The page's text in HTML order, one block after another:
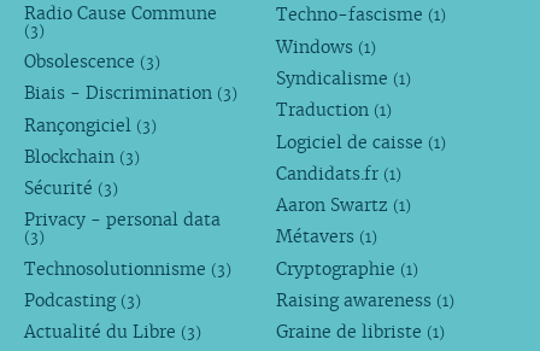
Radio Cause Commune
(3)
Obsolescence (3)
Biais - Discrimination (3)
Rançongiciel (3)
Blockchain (3)
Sécurité (3)
Privacy - personal data
(3)
Technosolutionnisme (3)
Podcasting (3)
Actualité du Libre (3)
Techno-fascisme (1)
Windows (1)
Syndicalisme (1)
Traduction (1)
Logiciel de caisse (1)
Candidats.fr (1)
Aaron Swartz (1)
Métavers (1)
Cryptographie (1)
Raising awareness (1)
Graine de libriste (1)